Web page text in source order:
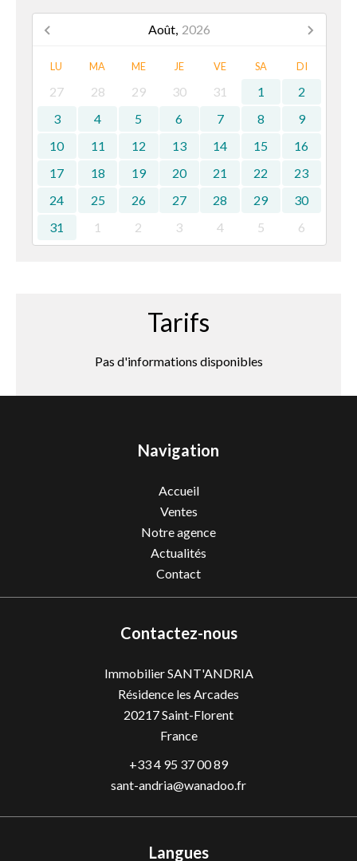
Août, 2026
LU MA ME JE VE SA DI
27 28 29 30 31 1
2
3
4 5 6 7 8
9
10
11 12 13 14 15
16
17
18 19 20 21 22
23
24
25 26 27 28 29
30
31
1 2 3 4 5 6
Tarifs
Pas d'informations disponibles
Navigation
Accueil
Ventes
Notre agence
Actualités
Contact
Contactez-nous
Immobilier SANT'ANDRIA
Résidence les Arcades
20217Saint-Florent
France
+33 4 95 37 00 89
sant-andria@wanadoo.fr
Langues